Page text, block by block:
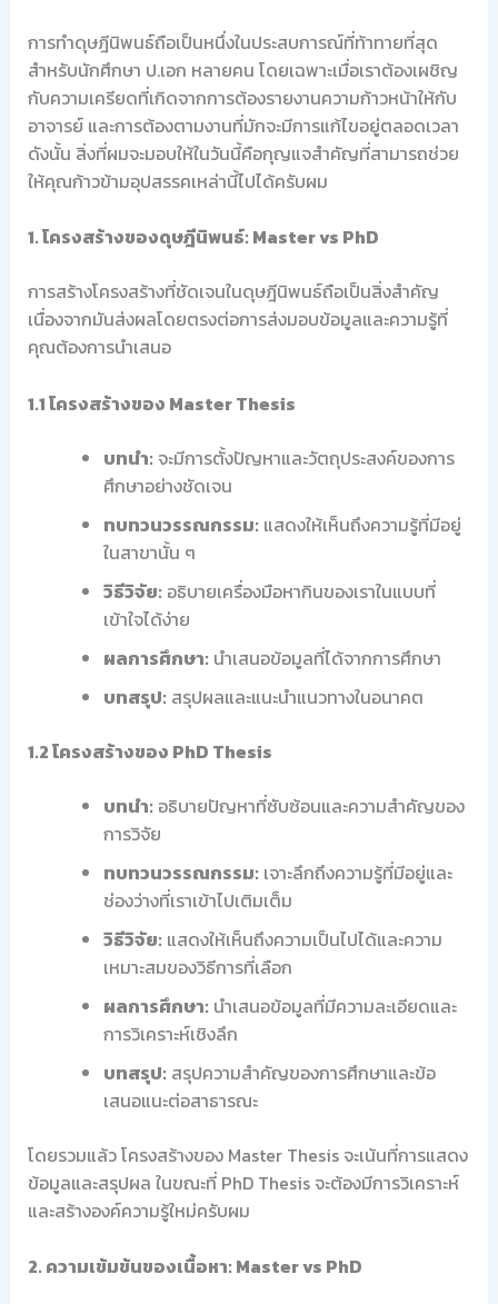
การทำดุษฎีนิพนธ์ถือเป็นหนึ่งในประสบการณ์ที่ท้าทายที่สุด
สำหรับนักศึกษา ป.เอก หลายคน โดยเฉพาะเมื่อเราต้องเผชิญ
กับความเครียดที่เกิดจากการต้องรายงานความก้าวหน้าให้กับ
อาจารย์ และการต้องตามงานที่มักจะมีการแก้ไขอยู่ตลอดเวลา
ดังนั้น สิ่งที่ผมจะมอบให้ในวันนี้คือกุญแจสำคัญที่สามารถช่วย
ให้คุณก้าวข้ามอุปสรรคเหล่านี้ไปได้ครับผม
1. โครงสร้างของดุษฎีนิพนธ์: Master vs PhD
การสร้างโครงสร้างที่ชัดเจนในดุษฎีนิพนธ์ถือเป็นสิ่งสำคัญ
เนื่องจากมันส่งผลโดยตรงต่อการส่งมอบข้อมูลและความรู้ที่
คุณต้องการนำเสนอ
1.1 โครงสร้างของ Master Thesis
บทนำ: จะมีการตั้งปัญหาและวัตถุประสงค์ของการ
ศึกษาอย่างชัดเจน
ทบทวนวรรณกรรม: แสดงให้เห็นถึงความรู้ที่มีอยู่
ในสาขานั้น ๆ
วิธีวิจัย: อธิบายเครื่องมือหากินของเราในแบบที่
เข้าใจได้ง่าย
ผลการศึกษา: นำเสนอข้อมูลที่ได้จากการศึกษา
บทสรุป: สรุปผลและแนะนำแนวทางในอนาคต
1.2 โครงสร้างของ PhD Thesis
บทนำ: อธิบายปัญหาที่ซับซ้อนและความสำคัญของ
การวิจัย
ทบทวนวรรณกรรม: เจาะลึกถึงความรู้ที่มีอยู่และ
ช่องว่างที่เราเข้าไปเติมเต็ม
วิธีวิจัย: แสดงให้เห็นถึงความเป็นไปได้และความ
เหมาะสมของวิธีการที่เลือก
ผลการศึกษา: นำเสนอข้อมูลที่มีความละเอียดและ
การวิเคราะห์เชิงลึก
บทสรุป: สรุปความสำคัญของการศึกษาและข้อ
เสนอแนะต่อสาธารณะ
โดยรวมแล้ว โครงสร้างของ Master Thesis จะเน้นที่การแสดง
ข้อมูลและสรุปผล ในขณะที่ PhD Thesis จะต้องมีการวิเคราะห์
และสร้างองค์ความรู้ใหม่ครับผม
2. ความเข้มข้นของเนื้อหา: Master vs PhD